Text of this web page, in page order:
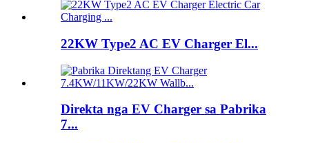
22KW Type2 AC EV Charger El...
Direkta nga EV Charger sa Pabrika
7...